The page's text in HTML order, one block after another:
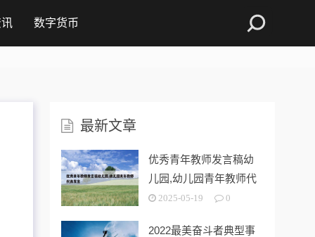
数字货币
最新文章
优秀青年教师发言稿幼
儿园,幼儿园青年教师代
表发言
2025-05-19 0
2022最美奋斗者典型事